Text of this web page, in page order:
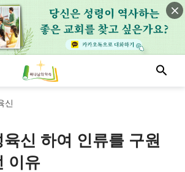
신
신 하여 인류를 구원
이유